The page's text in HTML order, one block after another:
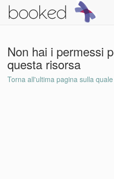
Non hai i permessi
questa risorsa
Torna all'ultima pagina sulla